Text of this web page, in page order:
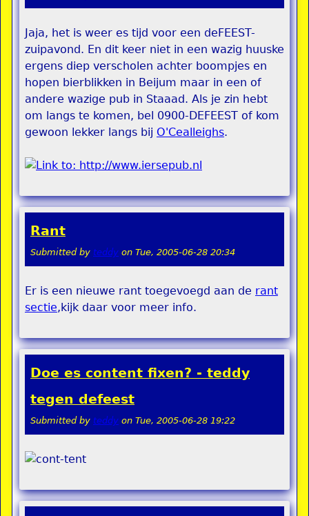
Jaja, het is weer es tijd voor een deFEEST-
zuipavond. En dit keer niet in een wazig huuske
ergens diep verscholen achter boompjes en
hopen bierblikken in Beijum maar in een of
andere wazige pub in Staaad. Als je zin hebt
om langs te komen, bel 0900-DEFEEST of kom
gewoon lekker langs bij O'Cealleighs.
Rant
Submitted by teddy on Tue, 2005-06-28 20:34
Er is een nieuwe rant toegevoegd aan de rant
sectie,kijk daar voor meer info.
Doe es content fixen? - teddy
tegen defeest
Submitted by teddy on Tue, 2005-06-28 19:22